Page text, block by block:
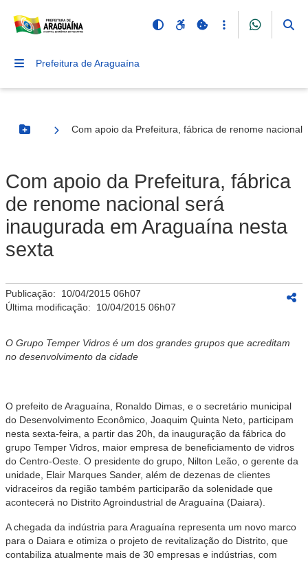
Prefeitura de Araguaína
Botão Menu
Com apoio da Prefeitura, fábrica de renome
Com apoio da Prefeitura, fábrica
de renome nacional será
inaugurada em Araguaína nesta
sexta
Publicação: 10/04/2015 06h07
Última modificação: 10/04/2015 06h07
O Grupo Temper Vidros é um dos grandes grupos que acreditam
no desenvolvimento da cidade
O prefeito de Araguaína, Ronaldo Dimas, e o secretário municipal
do Desenvolvimento Econômico, Joaquim Quinta Neto, participam
nesta sexta-feira, a partir das 20h, da inauguração da fábrica do
grupo Temper Vidros, maior empresa de beneficiamento de vidros
do Centro-Oeste. O presidente do grupo, Nilton Leão, o gerente da
unidade, Elair Marques Sander, além de dezenas de clientes
vidraceiros da região também participarão da solenidade que
acontecerá no Distrito Agroindustrial de Araguaína (Daiara).
A chegada da indústria para Araguaína representa um novo marco
para o Daiara e otimiza o projeto de revitalização do Distrito, que
contabiliza atualmente mais de 30 empresas e indústrias, com